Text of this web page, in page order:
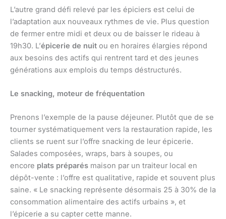
L’autre grand défi relevé par les épiciers est celui de
l’adaptation aux nouveaux rythmes de vie. Plus question
de fermer entre midi et deux ou de baisser le rideau à
19h30. L’épicerie de nuit ou en horaires élargies répond
aux besoins des actifs qui rentrent tard et des jeunes
générations aux emplois du temps déstructurés.
Le snacking, moteur de fréquentation
Prenons l’exemple de la pause déjeuner. Plutôt que de se
tourner systématiquement vers la restauration rapide, les
clients se ruent sur l’offre snacking de leur épicerie.
Salades composées, wraps, bars à soupes, ou
encore plats préparés maison par un traiteur local en
dépôt-vente : l’offre est qualitative, rapide et souvent plus
saine. « Le snacking représente désormais 25 à 30% de la
consommation alimentaire des actifs urbains », et
l’épicerie a su capter cette manne.